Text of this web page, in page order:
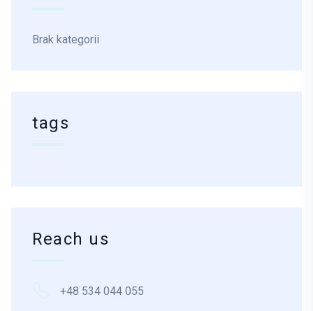
Brak kategorii
tags
Reach us
+48 534 044 055